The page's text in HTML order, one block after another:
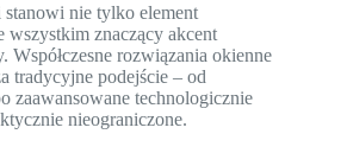
nie tylko element
wszystkim znaczący akcent
Współczesne rozwiązania okienne
tradycyjne podejście – od
zaawansowane technologicznie
nieograniczone.